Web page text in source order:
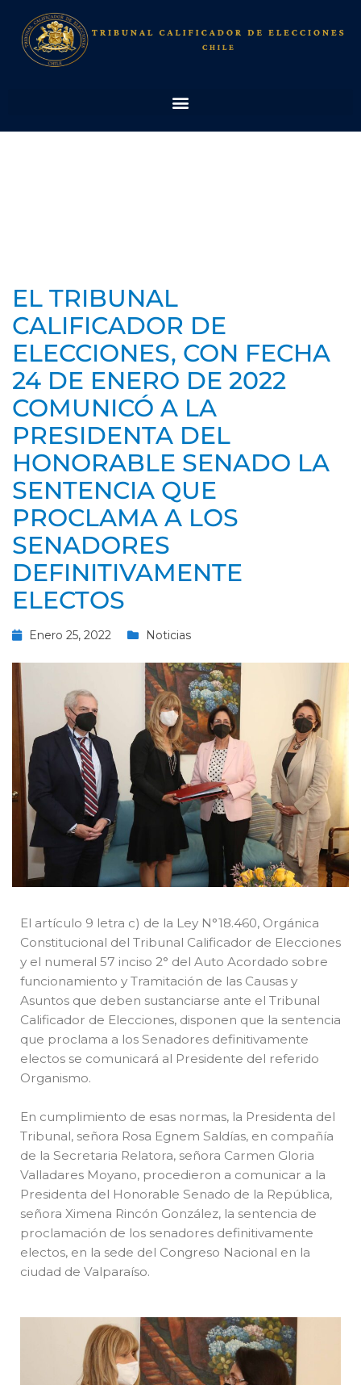
EL TRIBUNAL
CALIFICADOR DE
ELECCIONES, CON FECHA
24 DE ENERO DE 2022
COMUNICÓ A LA
PRESIDENTA DEL
HONORABLE SENADO LA
SENTENCIA QUE
PROCLAMA A LOS
SENADORES
DEFINITIVAMENTE
ELECTOS
Enero 25, 2022 Noticias
El artículo 9 letra c) de la Ley N°18.460, Orgánica
Constitucional del Tribunal Calificador de Elecciones
y el numeral 57 inciso 2° del Auto Acordado sobre
funcionamiento y Tramitación de las Causas y
Asuntos que deben sustanciarse ante el Tribunal
Calificador de Elecciones, disponen que la sentencia
que proclama a los Senadores definitivamente
electos se comunicará al Presidente del referido
Organismo.
En cumplimiento de esas normas, la Presidenta del
Tribunal, señora Rosa Egnem Saldías, en compañía
de la Secretaria Relatora, señora Carmen Gloria
Valladares Moyano, procedieron a comunicar a la
Presidenta del Honorable Senado de la República,
señora Ximena Rincón González, la sentencia de
proclamación de los senadores definitivamente
electos, en la sede del Congreso Nacional en la
ciudad de Valparaíso.